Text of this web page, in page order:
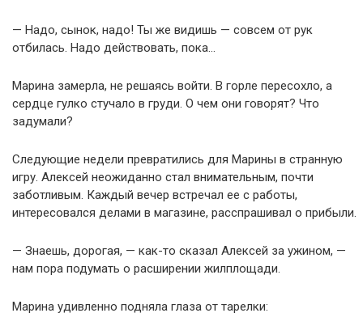
— Надо, сынок, надо! Ты же видишь — совсем от рук
отбилась. Надо действовать, пока…
Марина замерла, не решаясь войти. В горле пересохло, а
сердце гулко стучало в груди. О чем они говорят? Что
задумали?
Следующие недели превратились для Марины в странную
игру. Алексей неожиданно стал внимательным, почти
заботливым. Каждый вечер встречал ее с работы,
интересовался делами в магазине, расспрашивал о прибыли.
— Знаешь, дорогая, — как-то сказал Алексей за ужином, —
нам пора подумать о расширении жилплощади.
Марина удивленно подняла глаза от тарелки: